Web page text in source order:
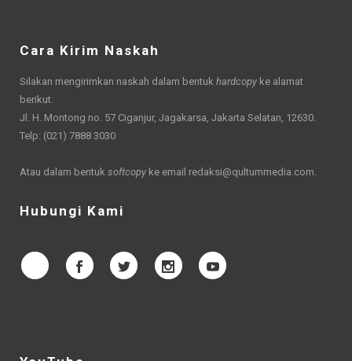
Cara Kirim Naskah
Silakan mengirimkan naskah dalam bentuk hardcopy ke alamat
berikut.
Jl. H. Montong no. 57 Ciganjur, Jagakarsa, Jakarta Selatan, 12630.
Telp: (021) 7888 3030
Atau dalam bentuk softcopy ke email redaksi@qultummedia.com.
Hubungi Kami